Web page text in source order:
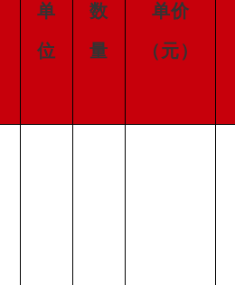
单
位
数
量
单价
（元）